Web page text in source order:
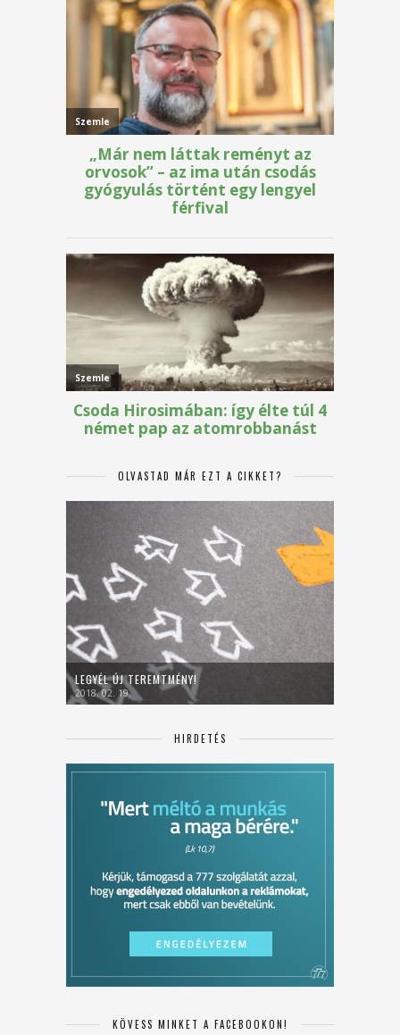
OLVASTAD MÁR EZT A CIKKET?
LEGYÉL ÚJ TEREMTMÉNY!
2018. 02. 19.
HIRDETÉS
KÖVESS MINKET A FACEBOOKON!